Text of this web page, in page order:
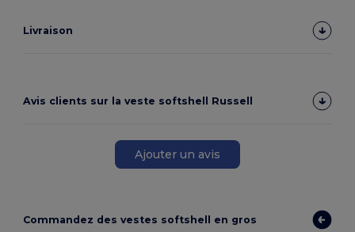
Livraison
Avis clients sur la veste softshell Russell
Ajouter un avis
Commandez des vestes softshell en gros